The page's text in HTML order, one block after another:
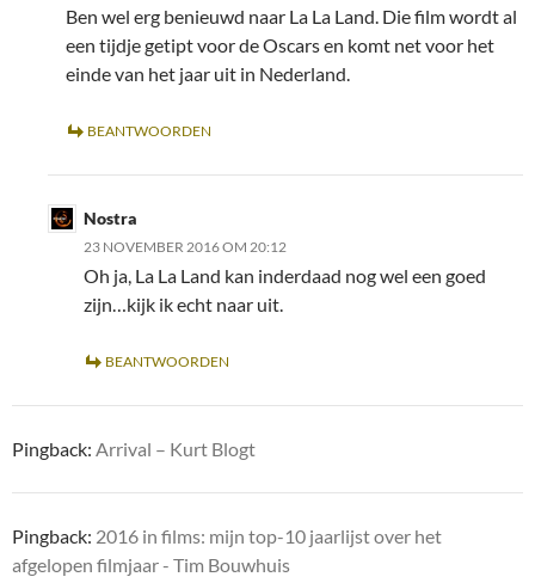
Ben wel erg benieuwd naar La La Land. Die film wordt al
een tijdje getipt voor de Oscars en komt net voor het
einde van het jaar uit in Nederland.
BEANTWOORDEN
Nostra
23 NOVEMBER 2016 OM 20:12
Oh ja, La La Land kan inderdaad nog wel een goed
zijn…kijk ik echt naar uit.
BEANTWOORDEN
Pingback: Arrival – Kurt Blogt
Pingback: 2016 in films: mijn top-10 jaarlijst over het
afgelopen filmjaar - Tim Bouwhuis